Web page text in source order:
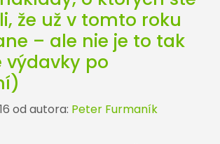
že už v tomto roku
– ale nie je to tak
výdavky po
od autora: Peter Furmaník